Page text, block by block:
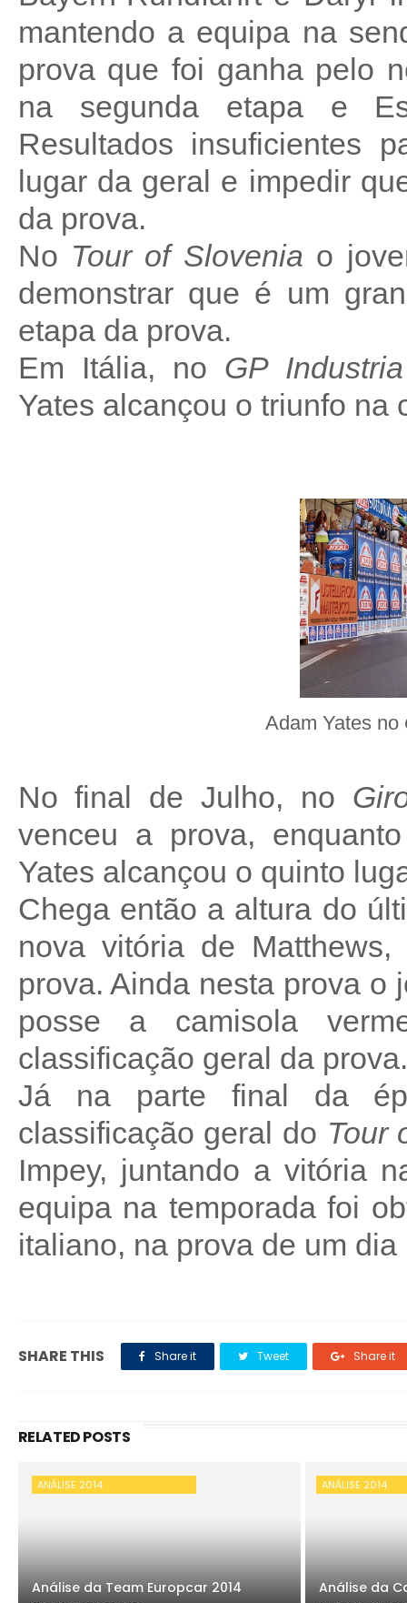
mantendo a equipa na
prova que foi ganha pelo
na segunda etapa e
Resultados insuficientes
lugar da geral e impedir
da prova.
No Tour of Slovenia o
demonstrar que é um
etapa da prova.
Em Itália, no GP
Yates alcançou o triunfo na
Adam Yates no
No final de Julho, no
venceu a prova,
Yates alcançou o quinto
Chega então a altura do
nova vitória de
prova. Ainda nesta prova o
posse a camisola
classificação geral da prova.
Já na parte final da
classificação geral do Tour
Impey, juntando a vitória
equipa na temporada foi
italiano, na prova de um dia
SHARE THIS Share it Tweet Share it
RELATED POSTS
ANÁLISE 2014
Análise da Team Europcar 2014
ANÁLISE 2014
Análise da